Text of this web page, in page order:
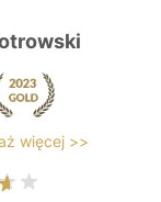
więcej >>